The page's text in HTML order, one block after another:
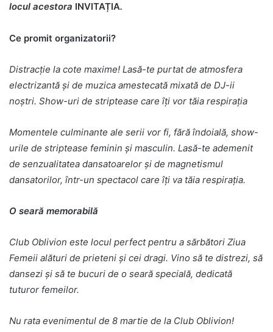
locul acestora INVITAȚIA.
Ce promit organizatorii?
Distracție la cote maxime! Lasă-te purtat de atmosfera
electrizantă și de muzica amestecată mixată de DJ-ii
noștri. Show-uri de striptease care îți vor tăia respirația
Momentele culminante ale serii vor fi, fără îndoială, show-
urile de striptease feminin și masculin. Lasă-te ademenit
de senzualitatea dansatoarelor și de magnetismul
dansatorilor, într-un spectacol care îți va tăia respirația.
O seară memorabilă
Club Oblivion este locul perfect pentru a sărbători Ziua
Femeii alături de prieteni și cei dragi. Vino să te distrezi, să
dansezi și să te bucuri de o seară specială, dedicată
tuturor femeilor.
Nu rata evenimentul de 8 martie de la Club Oblivion!